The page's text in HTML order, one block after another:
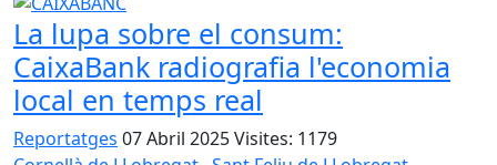
La lupa sobre el consum:
CaixaBank radiografia l'economia
local en temps real
Reportatges 07 Abril 2025Visites: 1179